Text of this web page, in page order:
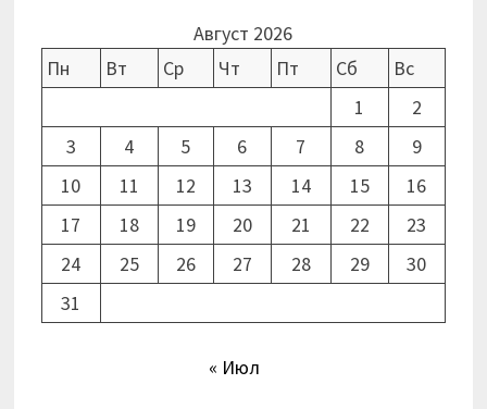
Август 2026
Пн
Вт Ср Чт Пт Сб
Вс
1
2
3
4 5 6 7 8
9
10
11 12 13 14 15
16
17
18 19 20 21 22
23
24
25 26 27 28 29
30
31
« Июл